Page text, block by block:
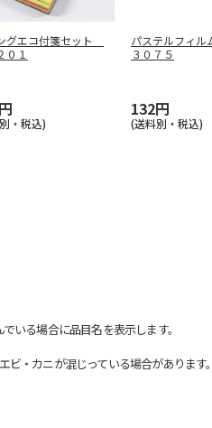
グエコ付箋セット
０１
・税込)
パステルフィ
３０７５
132円
(送料別・税込)
いる場合に品目名を表示します。
カニが混じっている場合がありま